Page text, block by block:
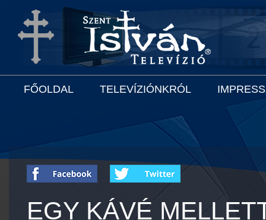
FŐOLDAL TELEVÍZIÓNKRÓL
EGY KÁVÉ